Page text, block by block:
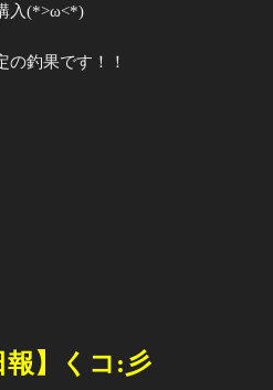
入(*>ω<*)
の釣果です！！
報】くコ : 彡